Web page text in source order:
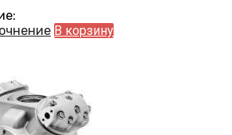
В корзину